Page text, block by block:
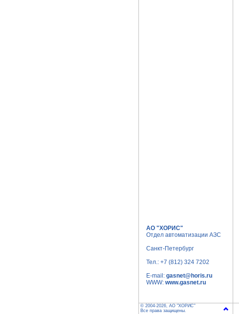
АО "ХОРИС"
Отдел автоматизации АЗС
Санкт-Петербург
Тел.: +7 (812) 324 7202
E-mail: gasnet@horis.ru
WWW: www.gasnet.ru
© 2004-2026, АО "ХОРИС"
Все права защищены.